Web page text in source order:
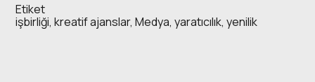
Etiket
işbirliği,kreatif ajanslar,Medya,yaratıcılık,yenilik